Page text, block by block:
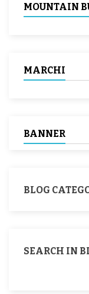
MOUNTAIN
MARCHI
BANNER
BLOG
SEARCH IN